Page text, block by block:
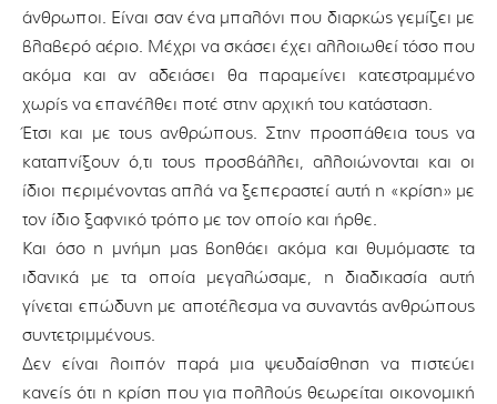
άνθρωποι. Είναι σαν ένα μπαλόνι που διαρκώς γεμίζει με
βλαβερό αέριο. Μέχρι να σκάσει έχει αλλοιωθεί τόσο που
ακόμα και αν αδειάσει θα παραμείνει κατεστραμμένο
χωρίς να επανέλθει ποτέ στην αρχική του κατάσταση.
Έτσι και με τους ανθρώπους. Στην προσπάθεια τους να
καταπνίξουν ό,τι τους προσβάλλει, αλλοιώνονται και οι
ίδιοι περιμένοντας απλά να ξεπεραστεί αυτή η «κρίση» με
τον ίδιο ξαφνικό τρόπο με τον οποίο και ήρθε.
Και όσο η μνήμη μας βοηθάει ακόμα και θυμόμαστε τα
ιδανικά με τα οποία μεγαλώσαμε, η διαδικασία αυτή
γίνεται επώδυνη με αποτέλεσμα να συναντάς ανθρώπους
συντετριμμένους.
Δεν είναι λοιπόν παρά μια ψευδαίσθηση να πιστεύει
κανείς ότι η κρίση που για πολλούς θεωρείται οικονομική